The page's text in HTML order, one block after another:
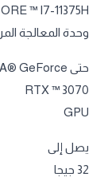
™ I7-11375H
وحدة المعالجة
حتى NVIDIA® GeForce
RTX ™ 3070
GPU
يصل إلى
32 جيجا